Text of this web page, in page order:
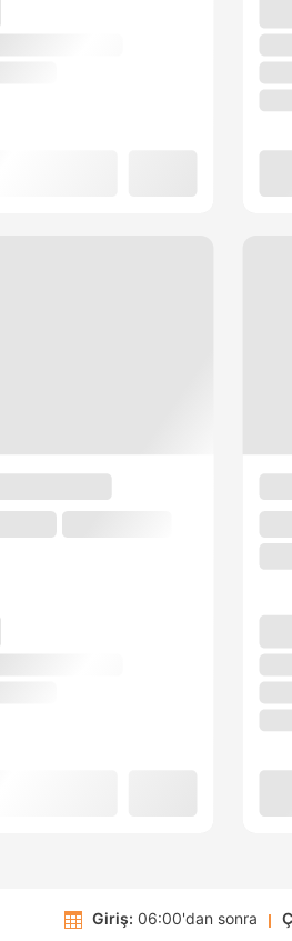
Giriş: 06:00'dan sonra